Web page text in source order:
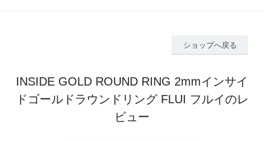
ショップへ戻る
INSIDE GOLD ROUND RING 2mmインサイ
ドゴールドラウンドリング FLUI フルイのレ
ビュー